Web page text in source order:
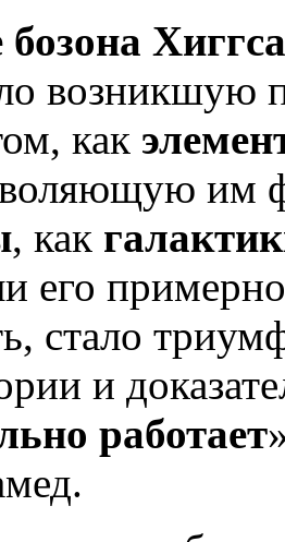
возникшую
как
им
, как
его
стало
и
работает